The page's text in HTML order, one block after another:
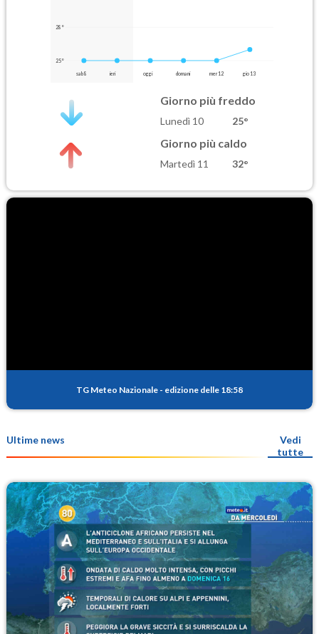
28°
25°
sab 8 ieri oggi domani mer 12 gio 13
Giorno più freddo
Lunedì 10 25°
Giorno più caldo
Martedì 11 32°
TG Meteo Nazionale - edizione delle 18:58
Ultime news
Vedi
tutte